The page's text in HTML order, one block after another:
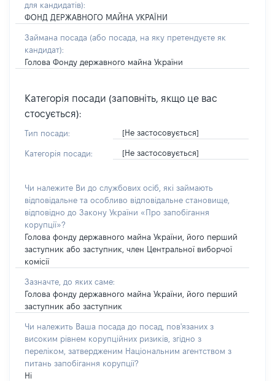
для кандидатів):
ФОНД ДЕРЖАВНОГО МАЙНА УКРАЇНИ
Займана посада (або посада, на яку претендуєте як
кандидат):
Голова Фонду державного майна України
Категорія посади (заповніть, якщо це вас
стосується):
Тип посади: [Не застосовується]
Категорія посади: [Не застосовується]
Чи належите Ви до службових осіб, які займають
відповідальне та особливо відповідальне становище,
відповідно до Закону України «Про запобігання
корупції»?
Голова фонду державного майна України, його перший
заступник або заступник, член Центральної виборчої
комісії
Зазначте, до яких саме:
Голова фонду державного майна України, його перший
заступник або заступник
Чи належить Ваша посада до посад, пов'язаних з
високим рівнем корупційних ризиків, згідно з
переліком, затвердженим Національним агентством з
питань запобігання корупції?
Ні